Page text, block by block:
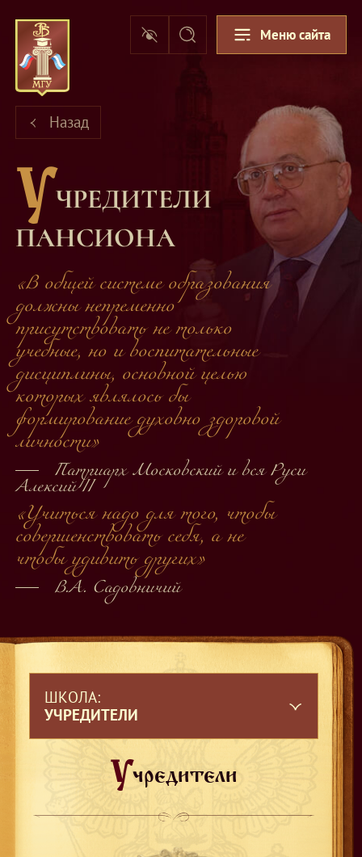
Меню сайта
Назад
УЧРЕДИТЕЛИ
ПАНСИОНА
«В общей системе образования
должны непременно
присутствовать не только
учебные, но и воспитательные
дисциплины, основной целью
которых являлось бы
формирование духовно здоровой
личности»
Патриарх Московский и вся Руси
Алексий II
«Учиться надо для того, чтобы
совершенствовать себя, а не
чтобы удивить других»
В.А. Садовничий
ШКОЛА:
УЧРЕДИТЕЛИ
Учредители